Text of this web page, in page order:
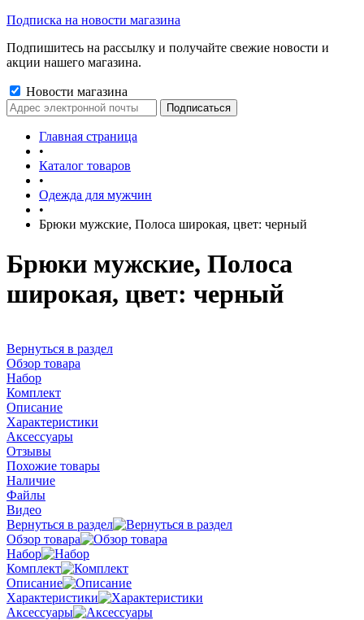
Подписка на новости магазина
Подпишитесь на рассылку и получайте свежие новости и
акции нашего магазина.
Новости магазина
Главная страница
•
Каталог товаров
•
Одежда для мужчин
•
Брюки мужские, Полоса широкая, цвет: черный
Брюки мужские, Полоса
широкая, цвет: черный
Вернуться в раздел
Обзор товара
Набор
Комплект
Описание
Характеристики
Аксессуары
Отзывы
Похожие товары
Наличие
Файлы
Видео
Вернуться в раздел
Обзор товара
Набор
Комплект
Описание
Характеристики
Аксессуары